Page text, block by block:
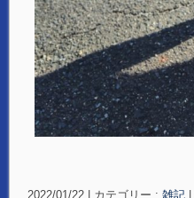
2022/01/22 カテゴリー : 雑記